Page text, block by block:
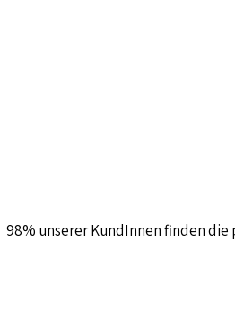
98% unserer KundInnen finden die